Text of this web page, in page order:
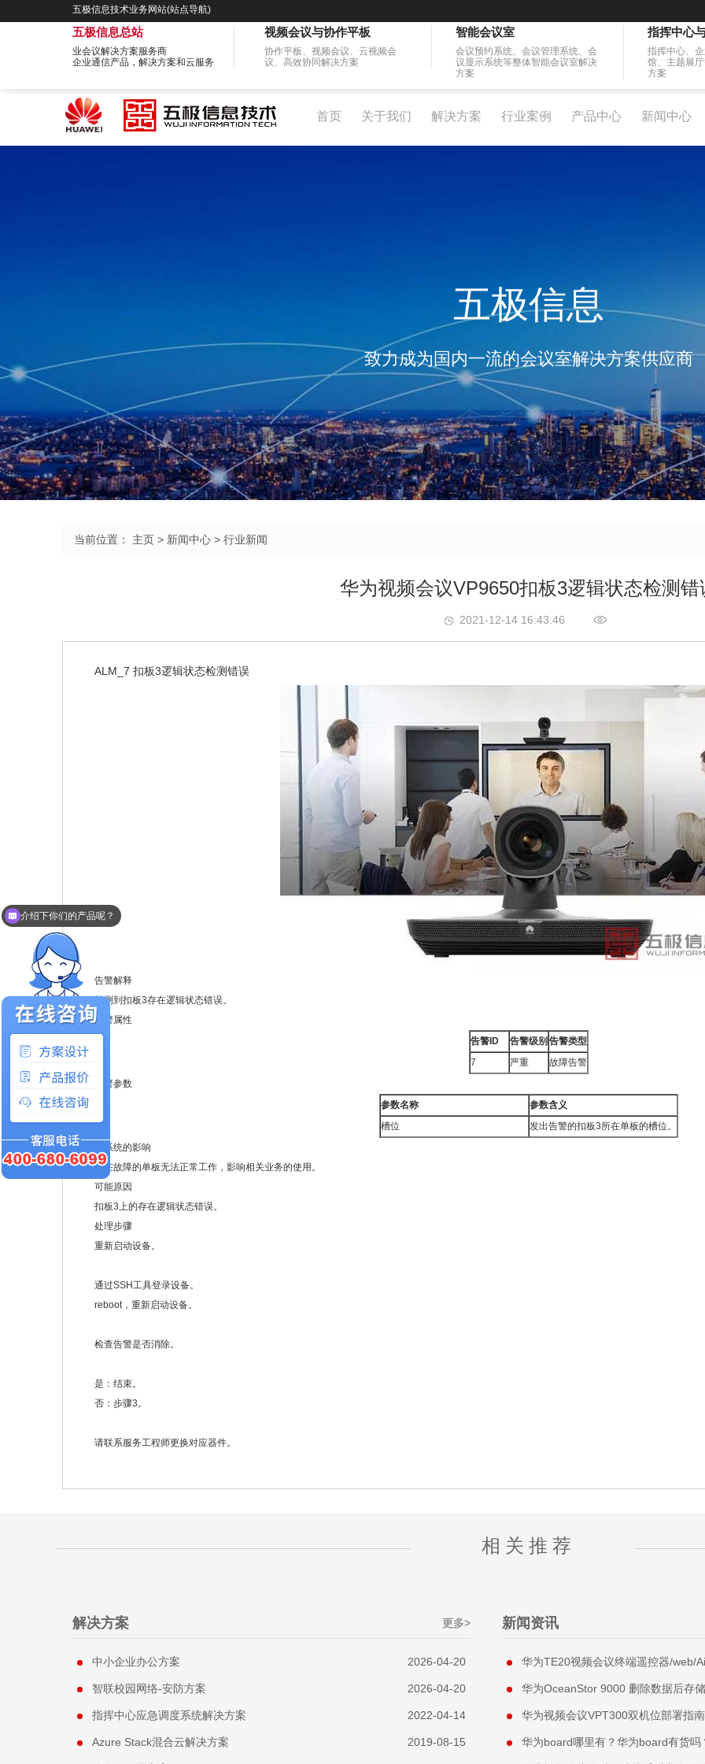
五极信息技术业务网站(站点导航)
五极信息总站
业会议解决方案服务商
企业通信产品，解决方案和云服务
视频会议与协作平板
协作平板、视频会议、云视频会
议、高效协同解决方案
智能会议室
会议预约系统、会议管理系统、会
议显示系统等整体智能会议室解决
方案
指挥中心
指挥中心、
馆、主题展
方案
首页 关于我们 解决方案 行业案例 产品中心 新闻中心
五极信息
致力成为国内一流的会议室解决方案供应商
当前位置： 主页 > 新闻中心 > 行业新闻
华为视频会议VP9650扣板3逻辑状态检测错
2021-12-14 16:43:46
ALM_7 扣板3逻辑状态检测错误
告警解释
检测到扣板3存在逻辑状态错误。
告警属性
告警ID
告警级别 告警类型
7
严重
故障告警
告警参数
参数名称
参数含义
槽位
发出告警的扣板3所在单板的槽位。
对系统的影响
存在故障的单板无法正常工作，影响相关业务的使用。
可能原因
扣板3上的存在逻辑状态错误。
处理步骤
重新启动设备。
通过SSH工具登录设备。
reboot，重新启动设备。
检查告警是否消除。
是：结束。
否：步骤3。
请联系服务工程师更换对应器件。
相关推荐
解决方案 更多>
中小企业办公方案 2026-04-20
智联校园网络-安防方案 2026-04-20
指挥中心应急调度系统解决方案 2022-04-14
Azure Stack混合云解决方案 2019-08-15
新闻资讯
华为TE20视频会议终端遥控器/web/
华为OceanStor 9000 删除数据后存
华为视频会议VPT300双机位部署指南
华为board哪里有？华为board有货吗
介绍下你们的产品呢？
你们线下有展厅吗？